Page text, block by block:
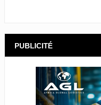
PUBLICITÉ